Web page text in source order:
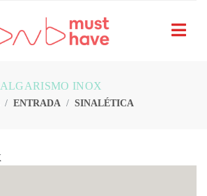
ALGARISMO INOX
ENTRADA SINALÉTICA